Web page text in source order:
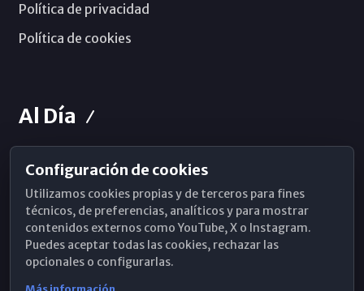
Política de privacidad
Política de cookies
Al Día
Horarios de Misa
Hemeroteca
WhatsApp
Configuración de cookies
Utilizamos cookies propias y de terceros para fines
técnicos, de preferencias, analíticos y para mostrar
contenidos externos como YouTube, X o Instagram.
Puedes aceptar todas las cookies, rechazar las
opcionales o configurarlas.